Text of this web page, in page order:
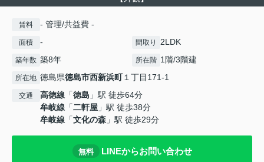
賃料 - 管理/共益費 -
面積 - 間取り 2LDK
築年数 築8年 所在階 1階/3階建
所在地 徳島県徳島市西新浜町１丁目171-1
交通 高徳線 「徳島 」駅 徒歩64分
牟岐線 「二軒屋 」駅 徒歩38分
牟岐線 「文化の森 」駅 徒歩29分
無料 LINEからお問い合わせ